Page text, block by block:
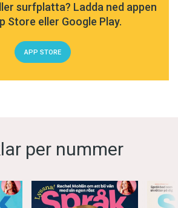
surfplatta? Ladda ned appen
Store eller Google Play.
APP STORE
per nummer